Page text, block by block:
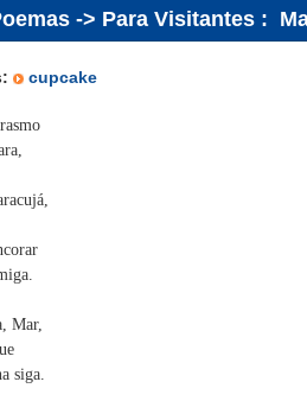
-> Para Visitantes :
cupcake
Mar,
siga.